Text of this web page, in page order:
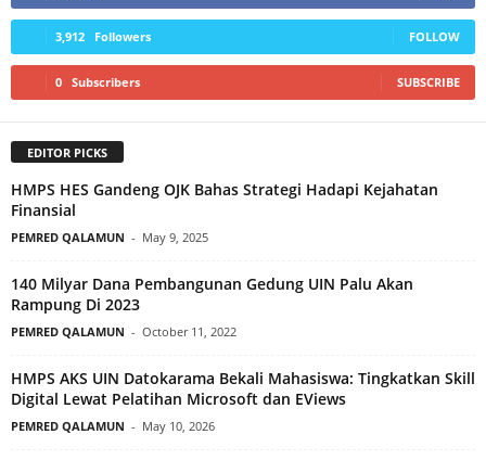
3,912 Followers FOLLOW
0 Subscribers SUBSCRIBE
EDITOR PICKS
HMPS HES Gandeng OJK Bahas Strategi Hadapi Kejahatan
Finansial
PEMRED QALAMUN - May 9, 2025
140 Milyar Dana Pembangunan Gedung UIN Palu Akan
Rampung Di 2023
PEMRED QALAMUN - October 11, 2022
HMPS AKS UIN Datokarama Bekali Mahasiswa: Tingkatkan Skill
Digital Lewat Pelatihan Microsoft dan EViews
PEMRED QALAMUN - May 10, 2026